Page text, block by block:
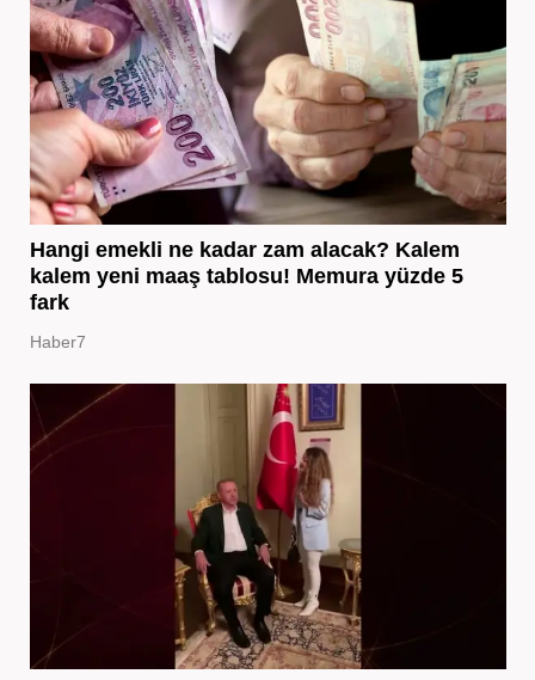
Hangi emekli ne kadar zam alacak? Kalem
kalem yeni maaş tablosu! Memura yüzde 5
fark
Haber7